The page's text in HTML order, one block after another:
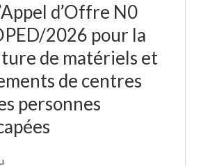
d’Offre N0
2026 pour la
de matériels et
de centres
personnes